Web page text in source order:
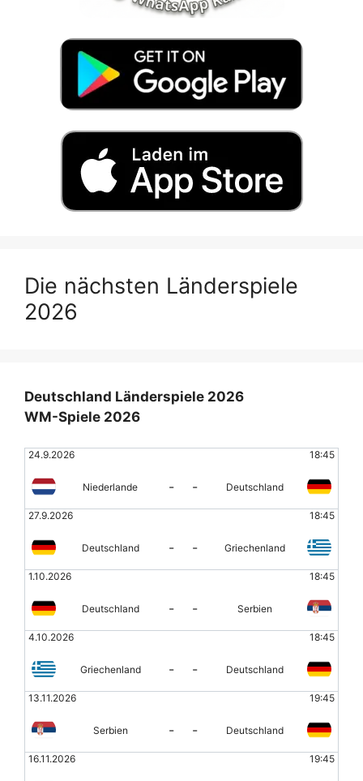
Die nächsten Länderspiele
2026
Deutschland Länderspiele 2026
WM-Spiele 2026
24.9.2026 18:45
Niederlande - - Deutschland
27.9.2026 18:45
Deutschland - - Griechenland
1.10.2026 18:45
Deutschland - - Serbien
4.10.2026 18:45
Griechenland - - Deutschland
13.11.2026 19:45
Serbien - - Deutschland
16.11.2026 19:45